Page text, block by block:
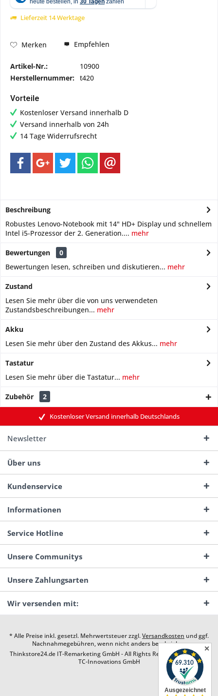
Lieferzeit 14 Werktage
Merken Empfehlen
Artikel-Nr.:
10900
Herstellernummer: t420
Vorteile
Kostenloser Versand innerhalb D
Versand innerhalb von 24h
14 Tage Widerrufsrecht
Beschreibung
Robustes Lenovo-Notebook mit 14" HD+ Display und schnellem
Intel i5-Prozessor der 2. Generation.... mehr
Bewertungen
0
Bewertungen lesen, schreiben und diskutieren... mehr
Zustand
Lesen Sie mehr über die von uns verwendeten
Zustandsbeschreibungen... mehr
Akku
Lesen Sie mehr über den Zustand des Akkus... mehr
Tastatur
Lesen Sie mehr über die Tastatur... mehr
Zubehör 2
Kostenloser Versand innerhalb Deutschlands
Newsletter
Über uns
Kundenservice
Informationen
Service Hotline
Unsere Communitys
Unsere Zahlungsarten
Wir versenden mit:
* Alle Preise inkl. gesetzl. Mehrwertsteuer zzgl.Versandkosten und ggf.
Nachnahmegebühren, wenn nicht anders beschrieben
Thinkstore24.de IT-Remarketing GmbH - All Rights Reserved. Design by
TC-Innovations GmbH
✕